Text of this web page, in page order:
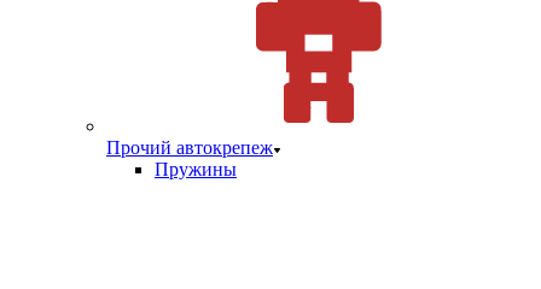
Прочий автокрепеж
Пружины